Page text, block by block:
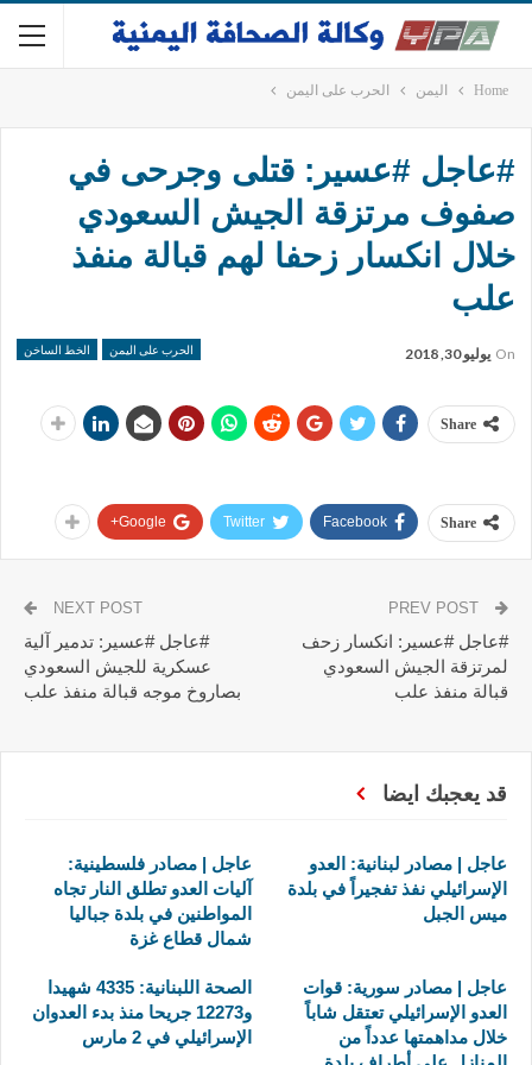
Home اليمن الحرب على اليمن
#عاجل #عسير: قتلى وجرحى في
صفوف مرتزقة الجيش السعودي
خلال انكسار زحفا لهم قبالة منفذ
علب
الحرب على اليمن الخط الساخن On يوليو 30, 2018
Share
Share
Facebook
Twitter
Google+
#عاجل #عسير: انكسار زحف
لمرتزقة الجيش السعودي
قبالة منفذ علب
NEXT POST
#عاجل #عسير: تدمير آلية
عسكرية للجيش السعودي
بصاروخ موجه قبالة منفذ علب
قد يعجبك ايضا
عاجل | مصادر لبنانية: العدو
الإسرائيلي نفذ تفجيراً في بلدة
ميس الجبل
عاجل | مصادر فلسطينية:
آليات العدو تطلق النار تجاه
المواطنين في بلدة جباليا
شمال قطاع غزة
عاجل | مصادر سورية: قوات
العدو الإسرائيلي تعتقل شاباً
خلال مداهمتها عدداً من
الصحة اللبنانية: 4335 شهيدا
و12273 جريحا منذ بدء العدوان
الإسرائيلي في 2 مارس